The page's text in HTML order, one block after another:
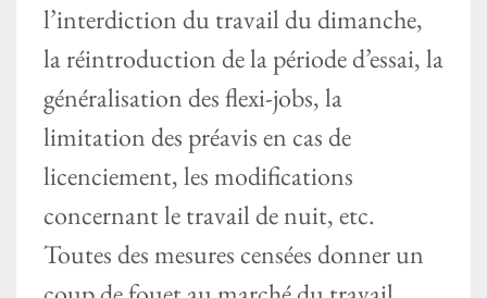
l’interdiction du travail du dimanche,
la réintroduction de la période d’essai, la
généralisation des flexi-jobs, la
limitation des préavis en cas de
licenciement, les modifications
concernant le travail de nuit, etc.
Toutes des mesures censées donner un